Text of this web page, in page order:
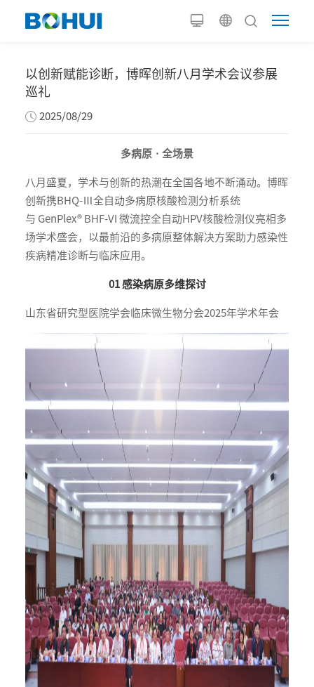
以创新赋能诊断，博晖创新八月学术会议参展
巡礼
2025/08/29
多病原 · 全场景
八月盛夏，学术与创新的热潮在全国各地不断涌动。博晖
创新携BHQ-Ⅲ全自动多病原核酸检测分析系统
与 GenPlex® BHF-VI 微流控全自动HPV核酸检测仪亮相多
场学术盛会，以最前沿的多病原整体解决方案助力感染性
疾病精准诊断与临床应用。
01 感染病原多维探讨
山东省研究型医院学会临床微生物分会2025年学术年会